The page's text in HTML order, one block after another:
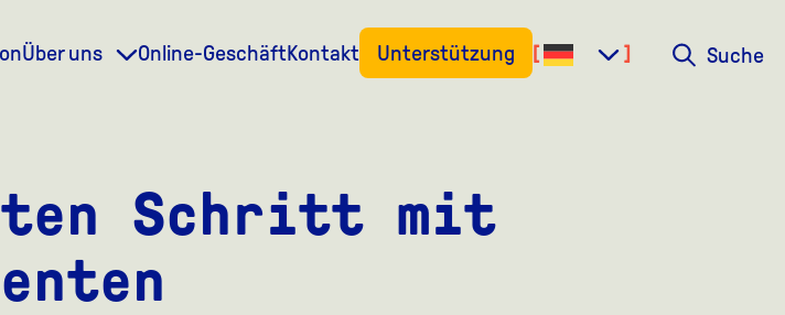
Über uns Online-GeschäftKontakt Unterstützung Suche
Suche
Schritt mit